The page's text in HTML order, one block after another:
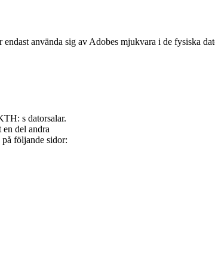
använda sig av Adobes mjukvara i de fysiska
s datorsalar.
del andra
följande sidor: